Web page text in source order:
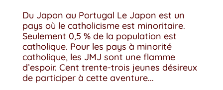
Du Japon au Portugal Le Japon est un
pays où le catholicisme est minoritaire.
Seulement 0,5 % de la population est
catholique. Pour les pays à minorité
catholique, les JMJ sont une flamme
d’espoir. Cent trente-trois jeunes désireux
de participer à cette aventure...